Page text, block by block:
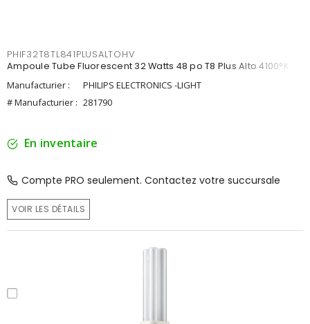
PHIF32T8TL841PLUSALTOHV
Ampoule Tube Fluorescent 32 Watts 48 po T8 Plus Alto 4100°K
Manufacturier :
PHILIPS ELECTRONICS -LIGHT
# Manufacturier : 281790
En inventaire
Compte PRO seulement. Contactez votre succursale
VOIR LES DÉTAILS